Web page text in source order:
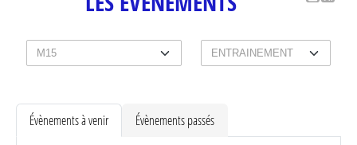
Évènements à venir Évènements passés